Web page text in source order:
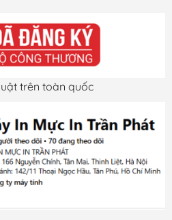
trên toàn quốc